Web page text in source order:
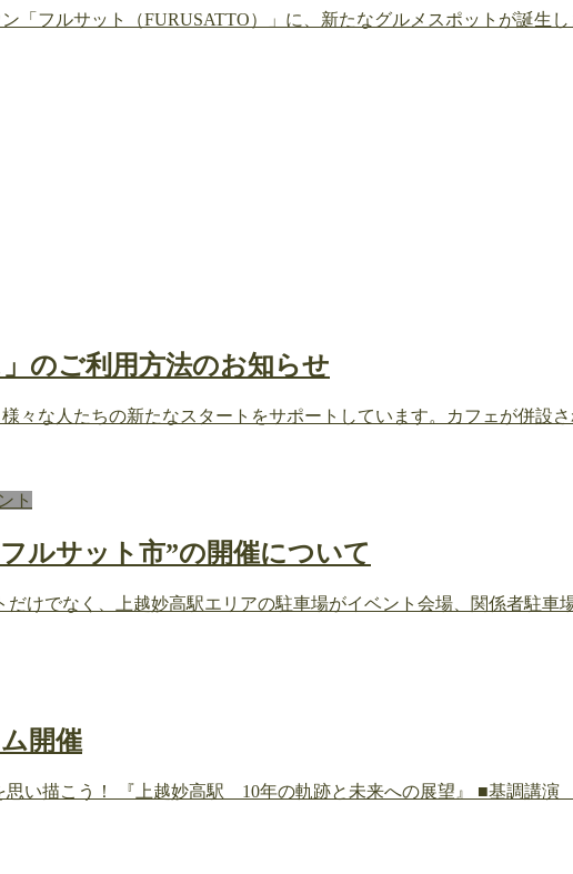
フルサット（FURUSATTO）」に、新たなグルメスポットが誕生
のご利用方法のお知らせ
々な人たちの新たなスタートをサポートしています。カフェが併設
ト
フルサット市”の開催について
けでなく、上越妙高駅エリアの駐車場がイベント会場、関係者駐車
ム開催
を思い描こう！ 『上越妙高駅 10年の軌跡と未来への展望』 ■基